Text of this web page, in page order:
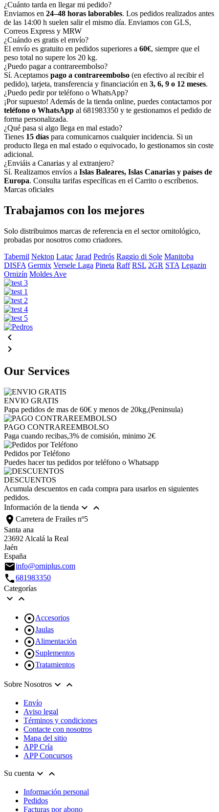
¿Cuánto tarda en llegar mi pedido?
Enviamos en 24–48 horas laborables. Los pedidos realizados antes
de las 14:00 h suelen salir el mismo día. Enviamos con GLS,
Correos Express y MRW
¿Cuándo es gratis el envío?
El envío es gratuito en pedidos superiores a 60€, siempre que el
peso total no supere los 20 kg.
¿Puedo pagar a contrareembolso?
Sí. Aceptamos pago a contrareembolso (en efectivo al recibir el
pedido), tarjeta, transferencia y financiación en 3, 6, 9 o 12 meses.
¿Puedo pedir por teléfono o WhatsApp?
¡Por supuesto! Además de la tienda online, puedes contactarnos por
teléfono o WhatsApp al 681983350 y te gestionamos el pedido de
forma personalizada.
¿Qué pasa si algo llega en mal estado?
Tienes 15 días para comunicarnos cualquier incidencia. Si un
producto llega en mal estado o equivocado, lo gestionamos sin coste
adicional.
¿Enviáis a Canarias y al extranjero?
Sí. Realizamos envíos a Islas Baleares, Islas Canarias y países de
Europa. Consulta tarifas específicas en el Carrito o escríbenos.
Marcas oficiales
Trabajamos con los mejores
Solo distribuimos marcas de referencia en el sector ornitológico,
probadas por nosotros como criadores.
Tabernil Nekton Latac Jarad Pedrós Raggio di Sole Manitoba
DISFA Germix Versele Laga Pineta Raff RSL 2GR STA Legazin
Ornizín Moldes Ave


Our Services
ENVIO GRATIS
Papa pedidos de mas de 60€ y menos de 20kg,(Peninsula)
PAGO CONTRAREEMBOLSO
Paga cuando recibas,3% de comisión, minimo 2€
Pedidos por Teléfono
Puedes hacer tus pedidos por teléfono o Whatsapp
DESCUENTOS
Acumula descuentos en cada compra para usarlos en siguientes
pedidos.
Información de la tienda  
location_on Carretera de Frailes nº5
Santa ana
23692 Alcalá la Real
Jaén
España
emailinfo@orniplus.com
call681983350
Categorías
 
 Accesorios
 Jaulas
 Alimentación
Suplementos
Tratamientos
Sobre Nosotros  
Envío
Aviso legal
Términos y condiciones
Contacte con nosotros
Mapa del sitio
APP Cría
APP Concursos
Su cuenta  
Información personal
Pedidos
Facturas por abono